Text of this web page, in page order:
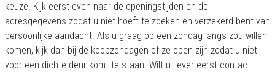
keuze. Kijk eerst even naar de openingstijden en de
adresgegevens zodat u niet hoeft te zoeken en verzekerd bent van
persoonlijke aandacht. Als u graag op een zondag langs zou willen
komen, kijk dan bij de koopzondagen of ze open zijn zodat u niet
voor een dichte deur komt te staan. Wilt u liever eerst contact